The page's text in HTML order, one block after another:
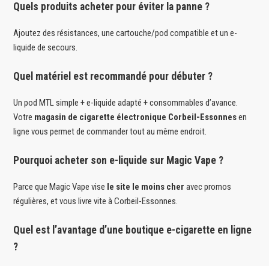
Quels produits acheter pour éviter la panne ?
Ajoutez des résistances, une cartouche/pod compatible et un e-
liquide de secours.
Quel matériel est recommandé pour débuter ?
Un pod MTL simple + e-liquide adapté + consommables d’avance.
Votre magasin de cigarette électronique Corbeil-Essonnesen
ligne vous permet de commander tout au même endroit.
Pourquoi acheter son e-liquide sur Magic Vape ?
Parce que Magic Vape vise le site le moins cher avec promos
régulières, et vous livre vite à Corbeil-Essonnes.
Quel est l’avantage d’une boutique e-cigarette en ligne
?